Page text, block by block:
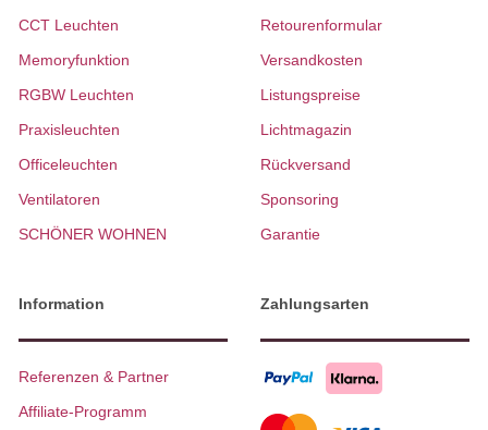
CCT Leuchten
Memoryfunktion
RGBW Leuchten
Praxisleuchten
Officeleuchten
Ventilatoren
SCHÖNER WOHNEN
Retourenformular
Versandkosten
Listungspreise
Lichtmagazin
Rückversand
Sponsoring
Garantie
Information
Referenzen & Partner
Affiliate-Programm
Zahlungsarten